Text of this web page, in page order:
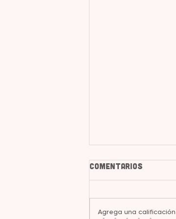
Comentarios
Agrega una calificación